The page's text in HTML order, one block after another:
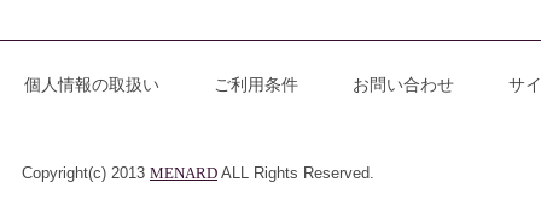
個人情報の取扱い ご利用条件 お問い合わせ サ
Copyright(c) 2013 MENARD ALL Rights Reserved.